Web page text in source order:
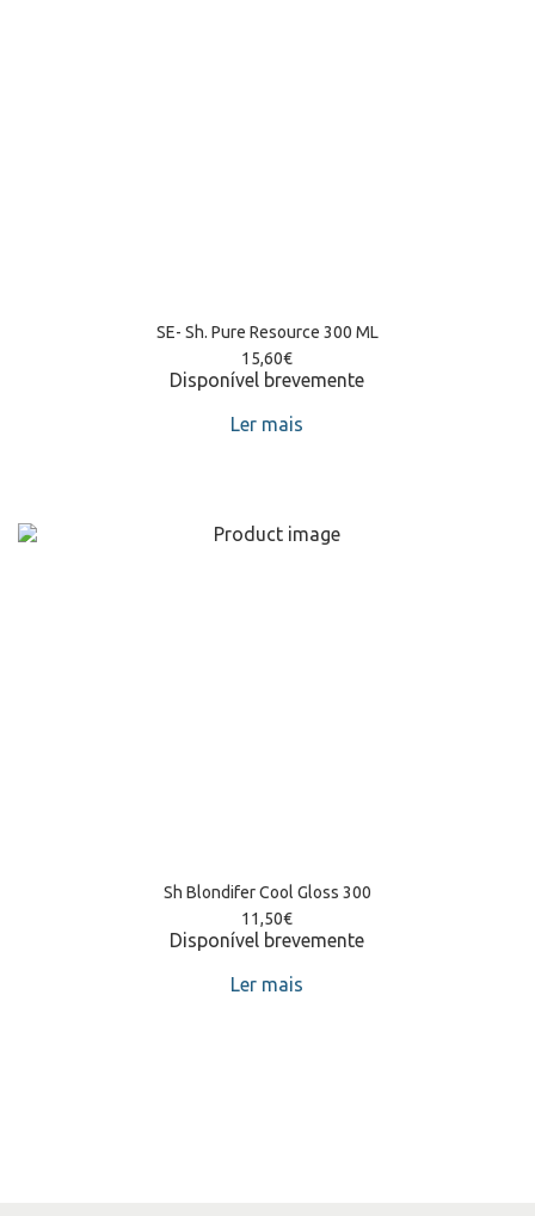
SE- Sh. Pure Resource 300 ML
15,60€
Disponível brevemente
Ler mais
Sh Blondifer Cool Gloss 300
11,50€
Disponível brevemente
Ler mais